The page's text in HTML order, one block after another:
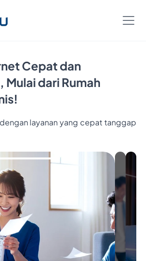
Cepat dan
Mulai dari Rumah
layanan yang cepat tanggap